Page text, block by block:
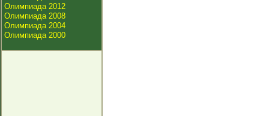
Олимпиада 2012
Олимпиада 2008
Олимпиада 2004
Олимпиада 2000